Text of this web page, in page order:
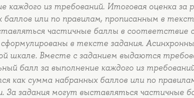
каждого из требований. Итоговая оценка за
баллов или по правилам, прописанным в
частичные баллы в соответствие с
в тексте задания.
шкале. Вместе с заданием выдаются
балл за выполнение каждого из
как сумма набранных баллов или по
За задания могут выставляться частичные